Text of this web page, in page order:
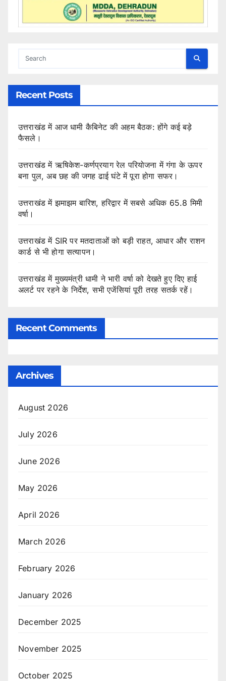
Recent Posts
उत्तराखंड में आज धामी कैबिनेट की अहम बैठक: होंगे कई बड़े
फैसले।
उत्तराखंड में ऋषिकेश-कर्णप्रयाग रेल परियोजना में गंगा के ऊपर
बना पुल, अब छह की जगह ढाई घंटे में पूरा होगा सफर।
उत्तराखंड में झमाझम बारिश, हरिद्वार में सबसे अधिक 65.8 मिमी
वर्षा।
उत्तराखंड में SIR पर मतदाताओं को बड़ी राहत, आधार और राशन
कार्ड से भी होगा सत्यापन।
उत्तराखंड में मुख्यमंत्री धामी ने भारी वर्षा को देखते हुए दिए हाई
अलर्ट पर रहने के निर्देश, सभी एजेंसियां पूरी तरह सतर्क रहें।
Recent Comments
Archives
August 2026
July 2026
June 2026
May 2026
April 2026
March 2026
February 2026
January 2026
December 2025
November 2025
October 2025